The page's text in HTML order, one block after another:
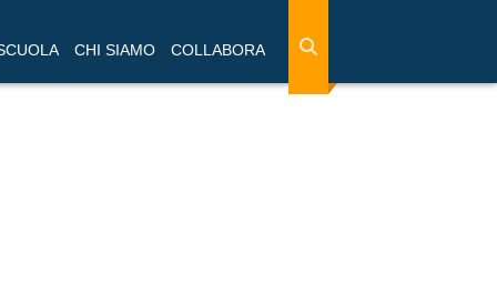
CHI SIAMO COLLABORA